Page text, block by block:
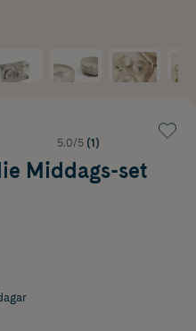
5.0/5 (1)
Middags-set